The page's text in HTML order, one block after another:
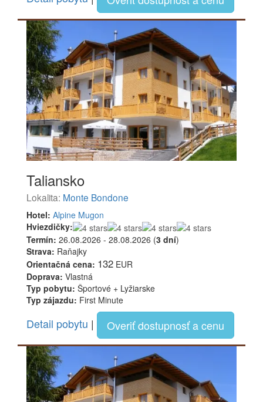
Taliansko
Lokalita: Monte Bondone
Hotel: Alpine Mugon
Hviezdičky:
Termín: 26.08.2026 - 28.08.2026 (3 dní)
Strava: Raňajky
Orientačná cena: 132 EUR
Doprava: Vlastná
Typ pobytu: Športové + Lyžiarske
Typ zájazdu: First Minute
Detail pobytu | Overiť dostupnosť a cenu